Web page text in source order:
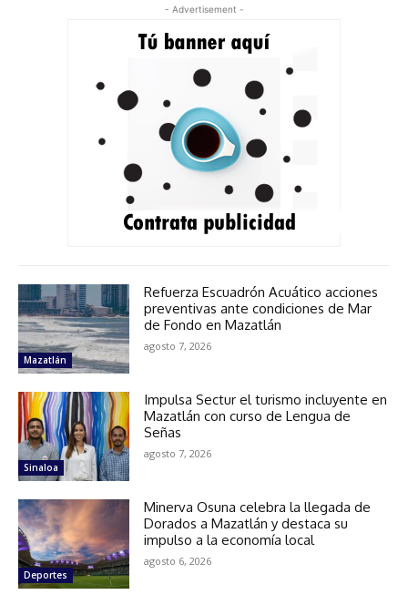
- Advertisement -
Mazatlán
Refuerza Escuadrón Acuático acciones
preventivas ante condiciones de Mar
de Fondo en Mazatlán
agosto 7, 2026
Sinaloa
Impulsa Sectur el turismo incluyente en
Mazatlán con curso de Lengua de
Señas
agosto 7, 2026
Deportes
Minerva Osuna celebra la llegada de
Dorados a Mazatlán y destaca su
impulso a la economía local
agosto 6, 2026